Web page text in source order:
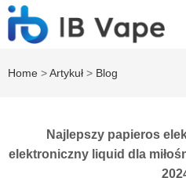
Home >Artykuł > Blog
Najlepszy papieros
elektroniczny liquid dla